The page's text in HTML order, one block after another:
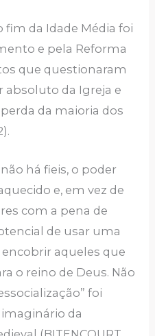
fim da Idade Média foi
e pela Reforma
que questionaram
absoluto da Igreja e
da maioria dos
há fieis, o poder
e, em vez de
com a pena de
de usar uma
encobrir aqueles que
o reino de Deus. Não
foi
da